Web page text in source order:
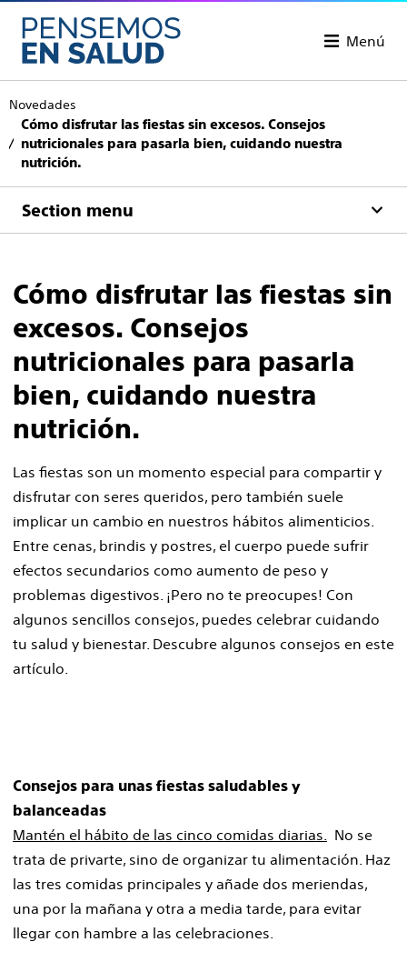
Menú
Novedades
Cómo disfrutar las fiestas sin excesos. Consejos
nutricionales para pasarla bien, cuidando nuestra
nutrición.
Section menu
Cómo disfrutar las fiestas sin
excesos. Consejos
nutricionales para pasarla
bien, cuidando nuestra
nutrición.
Las fiestas son un momento especial para compartir y
disfrutar con seres queridos, pero también suele
implicar un cambio en nuestros hábitos alimenticios.
Entre cenas, brindis y postres, el cuerpo puede sufrir
efectos secundarios como aumento de peso y
problemas digestivos. ¡Pero no te preocupes! Con
algunos sencillos consejos, puedes celebrar cuidando
tu salud y bienestar. Descubre algunos consejos en este
artículo.
Consejos para unas fiestas saludables y
balanceadas
Mantén el hábito de las cinco comidas diarias. No se
trata de privarte, sino de organizar tu alimentación. Haz
las tres comidas principales y añade dos meriendas,
una por la mañana y otra a media tarde, para evitar
llegar con hambre a las celebraciones.